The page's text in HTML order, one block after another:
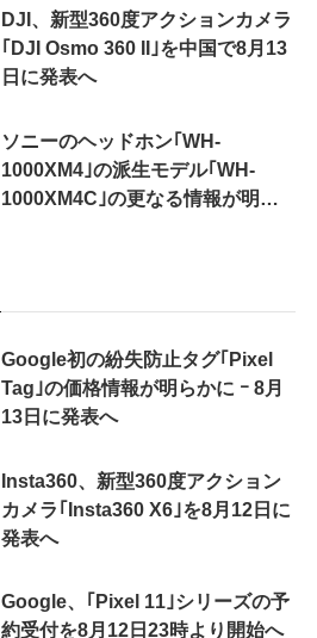
可能に
DJI、新型360度アクションカメラ
｢DJI Osmo 360 II｣を中国で8月13
日に発表へ
ソニーのヘッドホン｢WH-
1000XM4｣の派生モデル｢WH-
1000XM4C｣の更なる情報が明ら
Google初の紛失防止タグ｢Pixel
Tag｣の価格情報が明らかに ｰ 8月
13日に発表へ
Insta360、新型360度アクション
カメラ｢Insta360 X6｣を8月12日に
発表へ
Google、｢Pixel 11｣シリーズの予
約受付を8月12日23時より開始へ